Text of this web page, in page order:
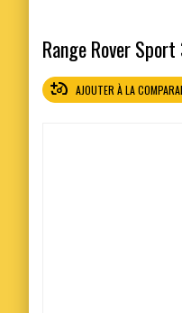
Range Rover
AJOUTER À LA